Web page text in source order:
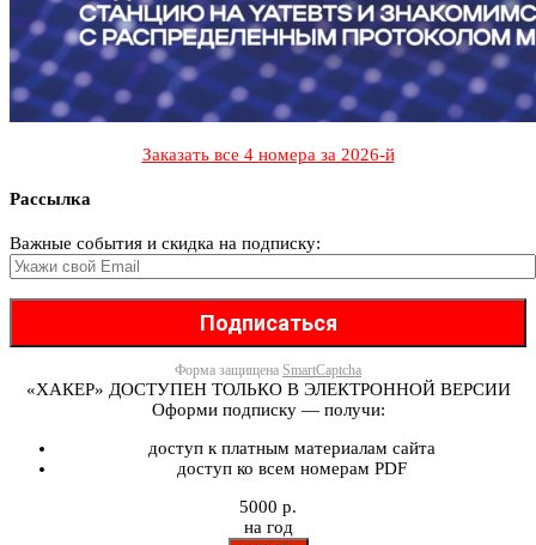
Заказать все 4 номера за 2026-й
Рассылка
Важные события и скидка на подписку:
Форма защищена SmartCaptcha
«ХАКЕР» ДОСТУПЕН ТОЛЬКО В ЭЛЕКТРОННОЙ ВЕРСИИ
Оформи подписку — получи:
доступ к платным материалам сайта
доступ ко всем номерам PDF
5000 р.
на год